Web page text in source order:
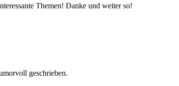
Themen! Danke und weiter so!
geschrieben.